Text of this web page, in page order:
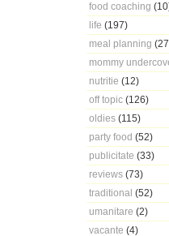
food coaching
life (197)
meal planning
mommy
nutritie (12)
off topic (126)
oldies (115)
party food (52)
publicitate (33)
reviews (73)
traditional (52)
umanitare (2)
vacante (4)